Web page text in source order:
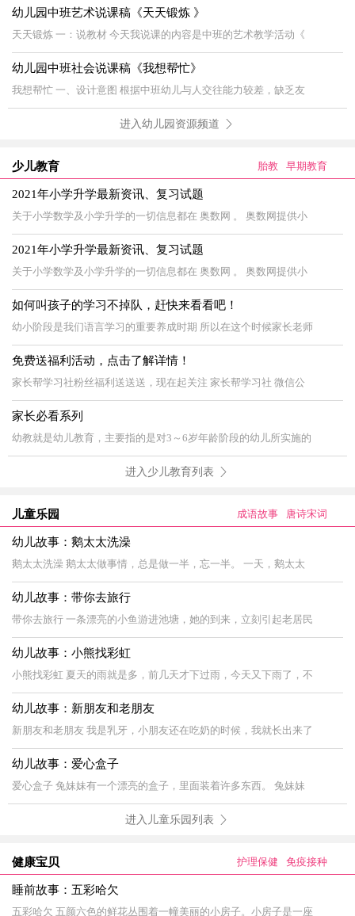
幼儿园中班艺术说课稿《天天锻炼 》
天天锻炼 一：说教材 今天我说课的内容是中班的艺术教学活动《
幼儿园中班社会说课稿《我想帮忙》
我想帮忙 一、设计意图 根据中班幼儿与人交往能力较差，缺乏友
进入幼儿园资源频道
少儿教育 胎教 早期教育
2021年小学升学最新资讯、复习试题
关于小学数学及小学升学的一切信息都在 奥数网 。 奥数网提供小
2021年小学升学最新资讯、复习试题
关于小学数学及小学升学的一切信息都在 奥数网 。 奥数网提供小
如何叫孩子的学习不掉队，赶快来看看吧！
幼小阶段是我们语言学习的重要养成时期 所以在这个时候家长老师
免费送福利活动，点击了解详情！
家长帮学习社粉丝福利送送送，现在起关注 家长帮学习社 微信公
家长必看系列
幼教就是幼儿教育，主要指的是对3～6岁年龄阶段的幼儿所实施的
进入少儿教育列表
儿童乐园 成语故事 唐诗宋词
幼儿故事：鹅太太洗澡
鹅太太洗澡 鹅太太做事情，总是做一半，忘一半。 一天，鹅太太
幼儿故事：带你去旅行
带你去旅行 一条漂亮的小鱼游进池塘，她的到来，立刻引起老居民
幼儿故事：小熊找彩虹
小熊找彩虹 夏天的雨就是多，前几天才下过雨，今天又下雨了，不
幼儿故事：新朋友和老朋友
新朋友和老朋友 我是乳牙，小朋友还在吃奶的时候，我就长出来了
幼儿故事：爱心盒子
爱心盒子 兔妹妹有一个漂亮的盒子，里面装着许多东西。 兔妹妹
进入儿童乐园列表
健康宝贝 护理保健 免疫接种
睡前故事：五彩哈欠
五彩哈欠 五颜六色的鲜花丛围着一幢美丽的小房子。小房子是一座